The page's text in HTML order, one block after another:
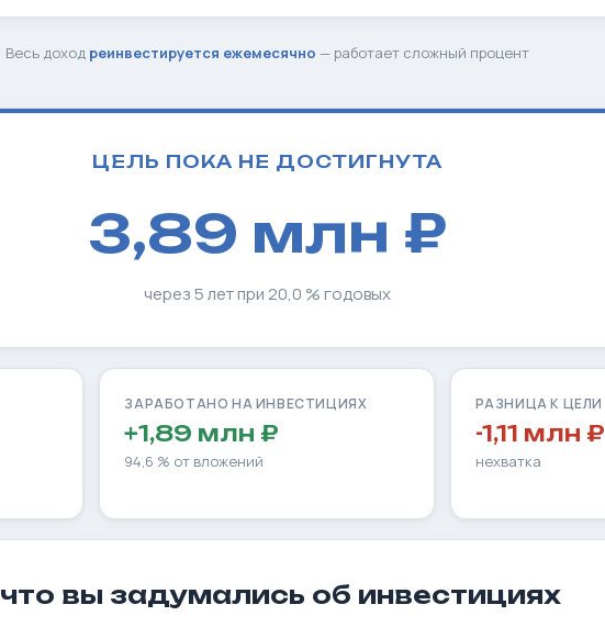
Весь доход реинвестируется ежемесячно — работает сложный процент
ЦЕЛЬ ПОКА НЕ ДОСТИГНУТА
3,89 млн ₽
через 5 лет при 20,0 % годовых
ЗАРАБОТАНО НА ИНВЕСТИЦИЯХ
+1,89 млн ₽
94,6 % от вложений
РАЗНИЦА К ЦЕЛИ
-1,11 млн ₽
нехватка
вы задумались об инвестициях